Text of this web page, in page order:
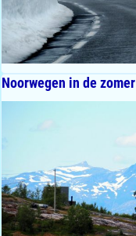
Noorwegen in de zomer